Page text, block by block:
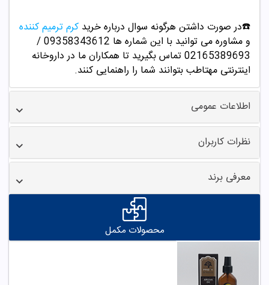
☎️در صورت داشتن هرگونه سوال درباره خرید کرم ترمیم کننده
و مشاوره می توانید با این شماره ها 09358343612 /
02165389693تماس بگیرید تا همکاران ما در داروخانه
اینترنتی مهتاطب بتوانند شما را راهنمایی کنند.
اطلاعات عمومی
نظرات کاربران
معرفی برند
محصولات مکمل